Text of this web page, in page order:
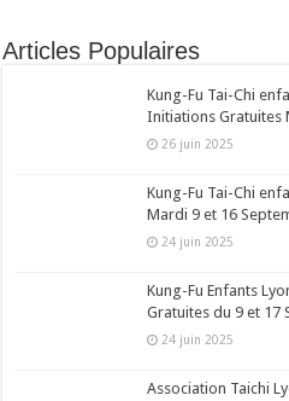
Articles Populaires
Kung-Fu Tai-Chi
Initiations Gratuites
26 juin 2025
Kung-Fu Tai-Chi
Mardi 9 et 16
24 juin 2025
Kung-Fu Enfants
Gratuites du 9 et 17
24 juin 2025
Association Taichi